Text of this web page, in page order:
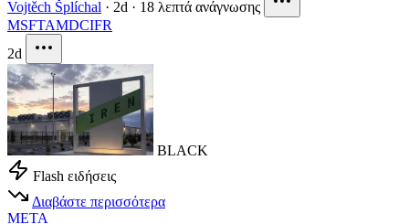
Vojtěch Šplíchal · 2d · 18 λεπτά ανάγνωσης
MSFTAMDCIFR
2d
BLACK
Flash ειδήσεις
Διαβάστε περισσότερα
META